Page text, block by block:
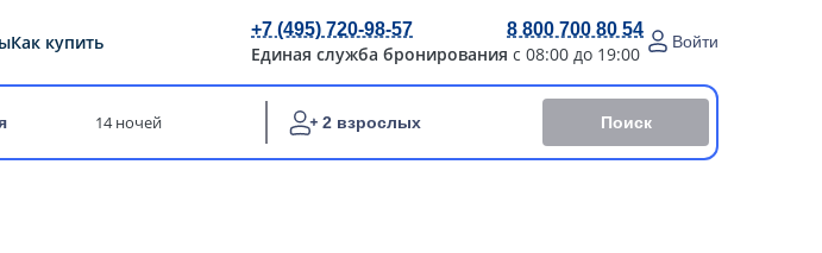
Как купить
+7 (495) 720-98-57 8 800 700 80 54
Единая служба бронирования с 08:00 до 19:00
Войти
14 ночей 2 взрослых Поиск